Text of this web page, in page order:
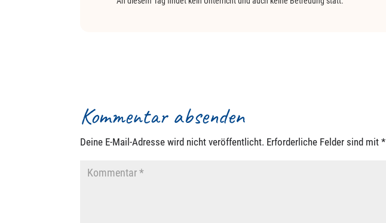
Kommentar absenden
Deine E-Mail-Adresse wird nicht veröffentlicht. Erforderliche Felder sind mit*